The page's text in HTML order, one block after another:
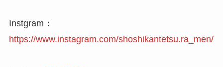
Instgram：
https://www.instagram.com/shoshikantetsu.ra_men/